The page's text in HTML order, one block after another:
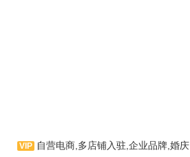
自营电商,多店铺入驻,企业品牌,婚庆